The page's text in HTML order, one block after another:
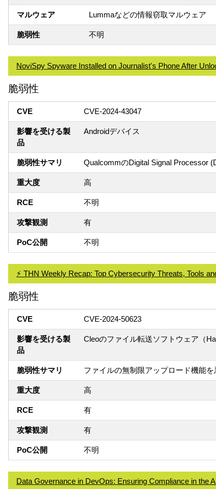
マルウェア Lummaなどの情報窃取マルウェア
脆弱性 不明
NoviSpy Spyware Installed on Journalist's Phone After
脆弱性
CVE CVE-2024-43047
影響を受ける製
品
Androidデバイス
脆弱性サマリ QualcommのDigital Signal Processor
重大度 高
RCE 不明
攻撃観測 有
PoC公開 不明
⚡ THN Weekly Recap: Top Cybersecurity Threats, Tools
脆弱性
CVE CVE-2024-50623
影響を受ける製
品
Cleoのファイル転送ソフトウェア（
脆弱性サマリ ファイルの無制限アップロード機能
重大度 高
RCE 有
攻撃観測 有
PoC公開 不明
Data Governance in DevOps: Ensuring Compliance in the